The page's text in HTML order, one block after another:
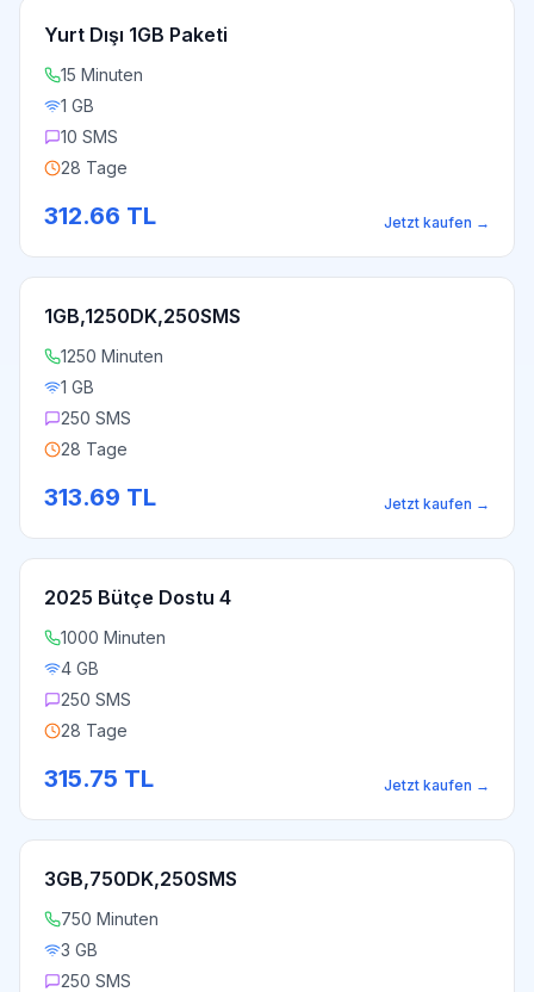
Yurt Dışı 1GB Paketi
15 Minuten
1 GB
10 SMS
28 Tage
312.66 TL Jetzt kaufen →
1GB,1250DK,250SMS
1250 Minuten
1 GB
250 SMS
28 Tage
313.69 TL Jetzt kaufen →
2025 Bütçe Dostu 4
1000 Minuten
4 GB
250 SMS
28 Tage
315.75 TL Jetzt kaufen →
3GB,750DK,250SMS
750 Minuten
3 GB
250 SMS